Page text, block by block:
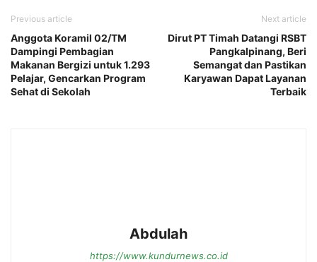
Previous article
Anggota Koramil 02/TM
Dampingi Pembagian
Makanan Bergizi untuk 1.293
Pelajar, Gencarkan Program
Sehat di Sekolah
Next article
Dirut PT Timah Datangi RSBT
Pangkalpinang, Beri
Semangat dan Pastikan
Karyawan Dapat Layanan
Terbaik
Abdulah
https://www.kundurnews.co.id